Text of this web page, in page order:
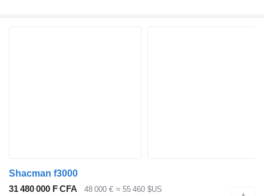
Shacman f3000
31 480 000 F CFA
48 000 € ≈ 55 460 $US